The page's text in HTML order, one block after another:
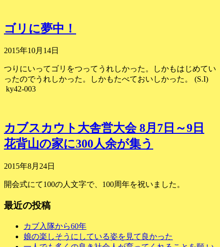
ゴリに夢中！
2015年10月14日
つりにいってゴリをつってうれしかった。しかもはじめてい
ったのでうれしかった。しかもたべておいしかった。 (S.I)
ky42-003
カブスカウト大舎営大会 8月7日～9日
花背山の家に300人余が集う
2015年8月24日
開会式にて100の人文字で、100周年を祝いました。
最近の投稿
カブ入隊から60年
娘の楽しそうにしている姿を見て良かった